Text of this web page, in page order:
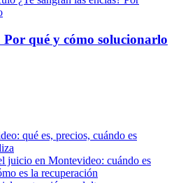
Por qué y cómo solucionarlo
qué es, precios, cuándo es
juicio en Montevideo: cuándo es
es la recuperación